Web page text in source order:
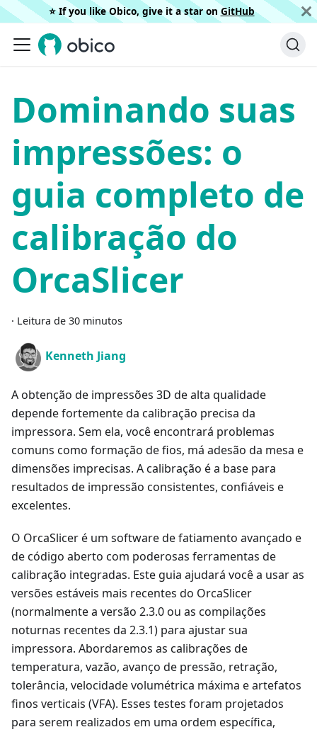
⭐️ If you like Obico, give it a star on GitHub
Dominando suas
impressões: o
guia completo de
calibração do
OrcaSlicer
· Leitura de 30 minutos
Kenneth Jiang
A obtenção de impressões 3D de alta qualidade
depende fortemente da calibração precisa da
impressora. Sem ela, você encontrará problemas
comuns como formação de fios, má adesão da mesa e
dimensões imprecisas. A calibração é a base para
resultados de impressão consistentes, confiáveis e
excelentes.
O OrcaSlicer é um software de fatiamento avançado e
de código aberto com poderosas ferramentas de
calibração integradas. Este guia ajudará você a usar as
versões estáveis mais recentes do OrcaSlicer
(normalmente a versão 2.3.0 ou as compilações
noturnas recentes da 2.3.1) para ajustar sua
impressora. Abordaremos as calibrações de
temperatura, vazão, avanço de pressão, retração,
tolerância, velocidade volumétrica máxima e artefatos
finos verticais (VFA). Esses testes foram projetados
para serem realizados em uma ordem específica,